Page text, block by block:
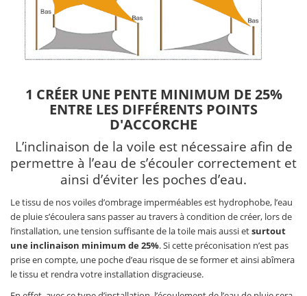
1 CRÉER UNE PENTE MINIMUM DE 25%
ENTRE LES DIFFÉRENTS POINTS
D'ACCORCHE
L’inclinaison de la voile est nécessaire afin de
permettre à l’eau de s’écouler correctement et
ainsi d’éviter les poches d’eau.
Le tissu de nos voiles d’ombrage imperméables est hydrophobe, l’eau
de pluie s’écoulera sans passer au travers à condition de créer, lors de
l’installation, une tension suffisante de la toile mais aussi etsurtout
une inclinaison minimum de 25%. Si cette préconisation n’est pas
prise en compte, une poche d’eau risque de se former et ainsi abîmera
le tissu et rendra votre installation disgracieuse.